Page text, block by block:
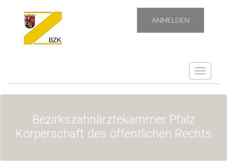
ANMELDEN
Toggle
navigation
Bezirkszahnärztekammer Pfalz
Körperschaft des öffentlichen Rechts